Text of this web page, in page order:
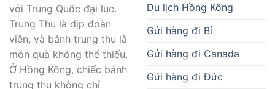
với Trung Quốc đại lục.
Trung Thu là dịp đoàn
viên, và bánh trung thu là
món quà không thể thiếu.
Ở Hồng Kông, chiếc bánh
trung thu không chỉ
Du lịch Hồng Kông
Gửi hàng đi Bỉ
Gửi hàng đi Canada
Gửi hàng đi Đức